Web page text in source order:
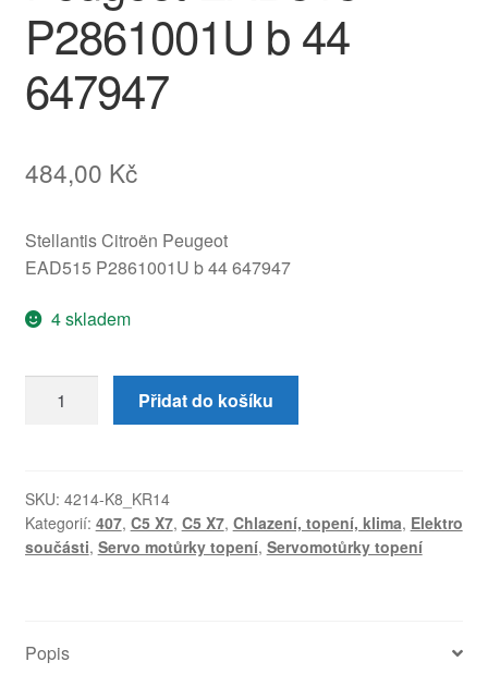
P2861001U b 44
647947
484,00 Kč
Stellantis Citroën Peugeot
EAD515 P2861001U b 44 647947
4 skladem
topení
Peugeot
EAD515
P2861001U
množství
Přidat do košíku
SKU: 4214-K8_KR14
Kategorií: 407, C5 X7, C5 X7, Chlazení, topení, klima, Elektro
součásti, Servo motůrky topení, Servomotůrky topení
Popis